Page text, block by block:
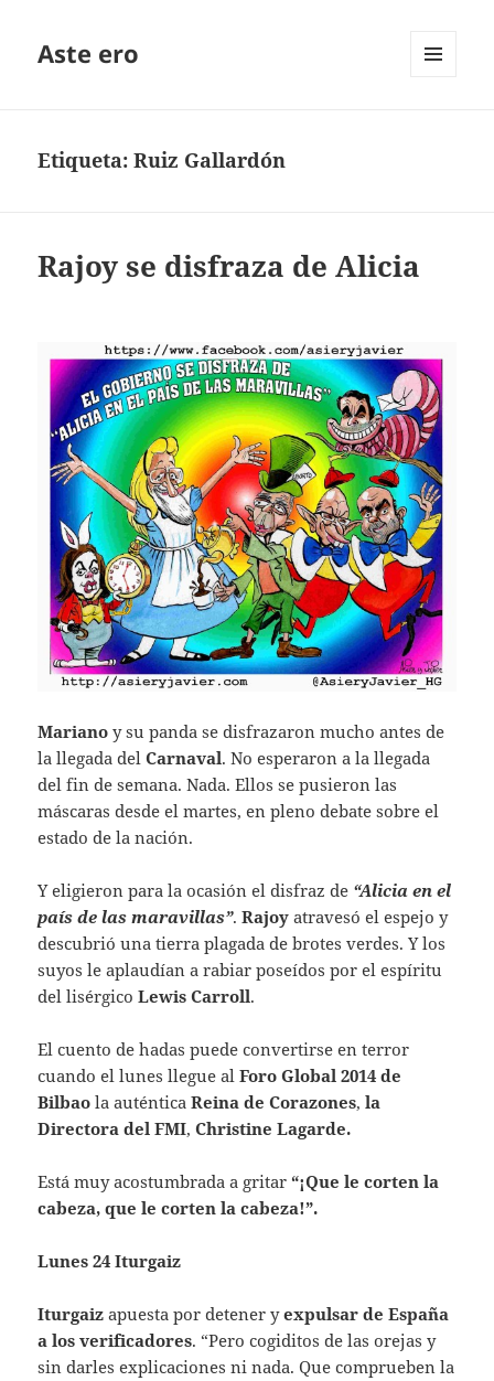
Aste ero
Etiqueta:Ruiz Gallardón
Rajoy se disfraza de Alicia
Mariano y su panda se disfrazaron mucho antes de
la llegada del Carnaval. No esperaron a la llegada
del fin de semana. Nada. Ellos se pusieron las
máscaras desde el martes, en pleno debate sobre el
estado de la nación.
Y eligieron para la ocasión el disfraz de “Alicia en el
país de las maravillas”.Rajoy atravesó el espejo y
descubrió una tierra plagada de brotes verdes. Y los
suyos le aplaudían a rabiar poseídos por el espíritu
del lisérgicoLewis Carroll.
El cuento de hadas puede convertirse en terror
cuando el lunes llegue alForo Global 2014 de
Bilbao la auténticaReina de Corazones,la
Directora del FMI,Christine Lagarde.
Está muy acostumbrada a gritar“¡Que le corten la
cabeza, que le corten la cabeza!”.
Lunes 24 Iturgaiz
Iturgaizapuesta por detener yexpulsar de España
a los verificadores. “Pero cogiditos de las orejas y
sin darles explicaciones ni nada. Que comprueben la